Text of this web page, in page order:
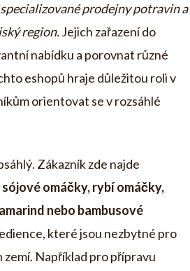
prodejny potravin a
region.Jejich zařazení do
nabídku a porovnat různé
eshopů hraje důležitou roli v
orientovat se v rozsáhlé
Zákazník zde najde
omáčky, rybí omáčky,
nebo bambusové
které jsou nezbytné pro
Například pro přípravu